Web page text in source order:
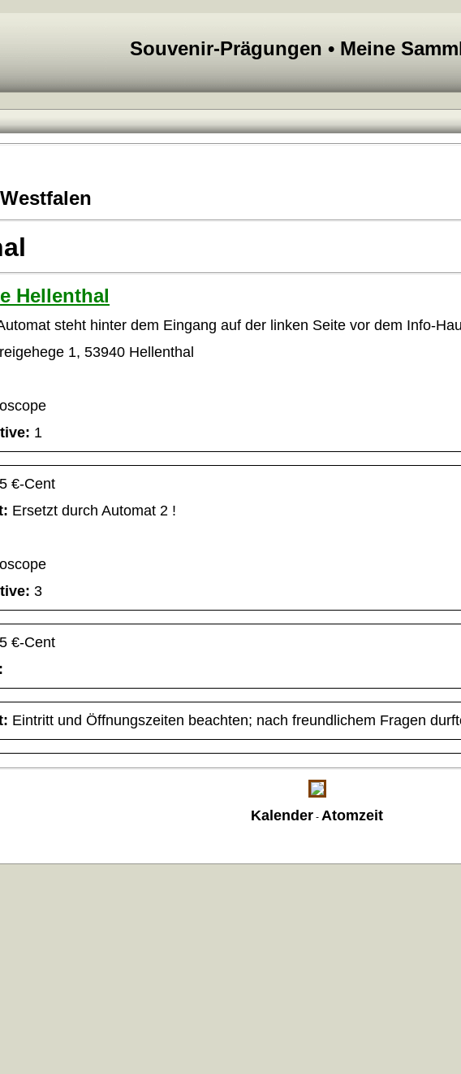
Souvenir-Prägungen • Meine
Hellenthal
steht hinter dem Eingang auf der linken Seite vor dem Info-
1, 53940 Hellenthal
1
5 €-Cent
Ersetzt durch Automat 2 !
3
5 €-Cent
:
Eintritt und Öffnungszeiten beachten; nach freundlichem Fragen
Kalender - Atomzeit